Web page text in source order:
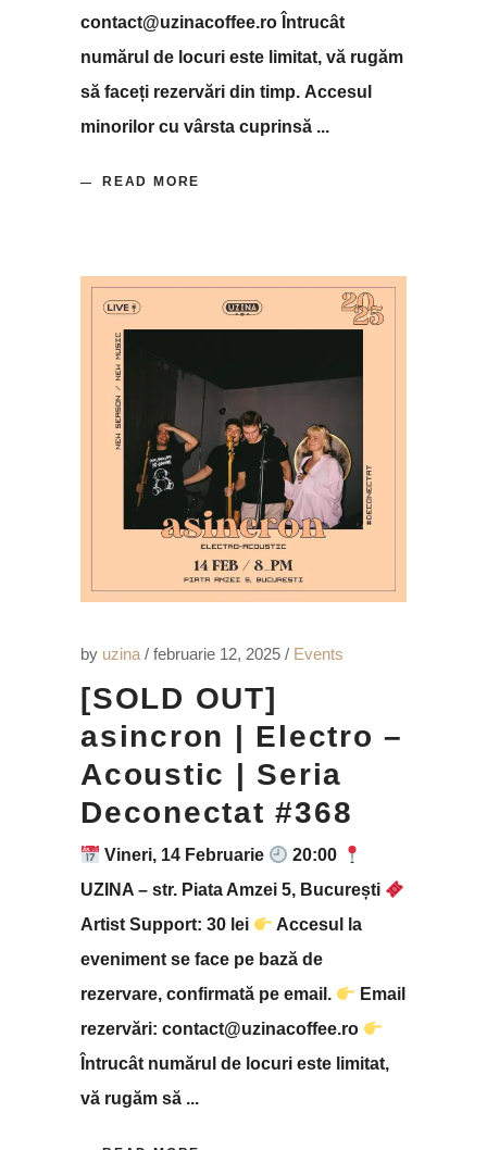
contact@uzinacoffee.ro Întrucât
numărul de locuri este limitat, vă rugăm
să faceți rezervări din timp. Accesul
minorilor cu vârsta cuprinsă
READ MORE
by uzina februarie 12, 2025 Events
[SOLD OUT]
asincron | Electro –
Acoustic | Seria
Deconectat #368
Vineri, 14 Februarie
20:00
UZINA – str. Piata Amzei 5, București
Artist Support: 30 lei
Accesul la
eveniment se face pe bază de
rezervare, confirmată pe email.
Email
rezervări: contact@uzinacoffee.ro
Întrucât numărul de locuri este limitat,
vă rugăm să